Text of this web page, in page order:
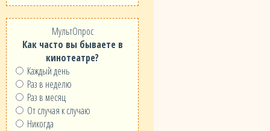
МультОпрос
Как часто вы бываете в
кинотеатре?
Каждый день
Раз в неделю
Раз в месяц
От случая к случаю
Никогда